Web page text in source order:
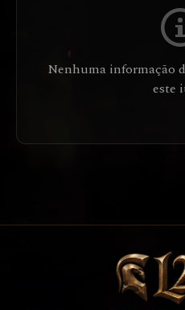
Nenhuma informação
este